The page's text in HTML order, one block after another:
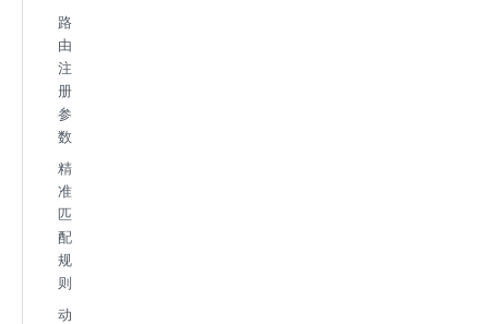
路
由
注
册
参
数
精
准
匹
配
规
则
动